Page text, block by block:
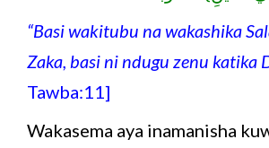
“Basi wakitubu na wakashika
Zaka, basi ni ndugu zenu katika
Tawba:11]
Wakasema aya inamanisha